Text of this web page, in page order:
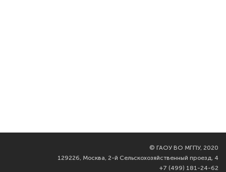
© ГАОУ ВО МГПУ, 2020
129226, Москва, 2-й Сельскохозяйственный проезд, 4
+7 (499) 181-24-62